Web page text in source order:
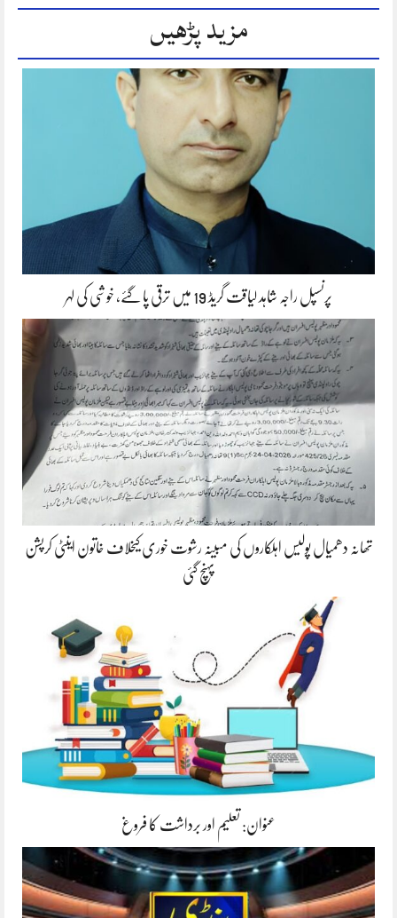
مزید پڑھیں
پرنسپل راجہ شاہد لیاقت گریڈ 19 میں ترقی پا گئے، خوشی کی لہر
تھانہ دھمیال پولیس اہلکاروں کی مبینہ رشوت خوری کیخلاف خاتون اینٹی کرپشن
پہنچ گئی
عنوان: تعلیم اور برداشت کا فروغ